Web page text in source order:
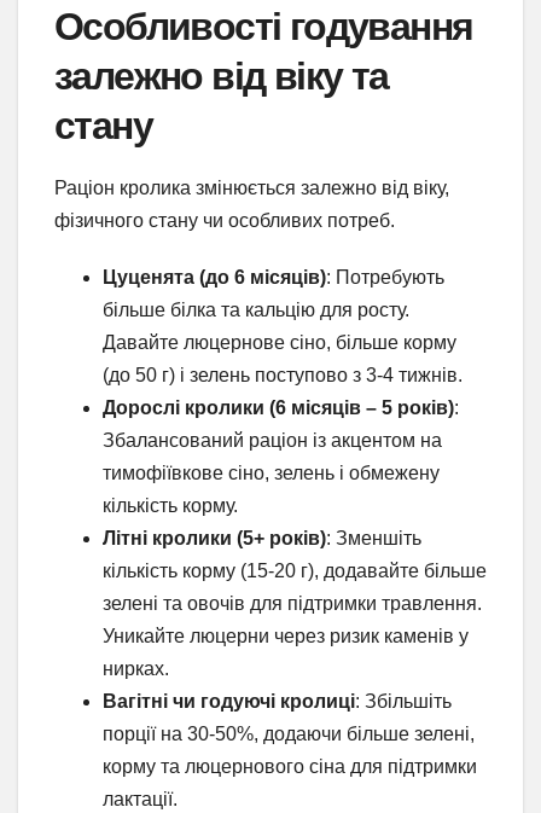
Особливості годування
залежно від віку та
стану
Раціон кролика змінюється залежно від віку,
фізичного стану чи особливих потреб.
Цуценята (до 6 місяців): Потребують
більше білка та кальцію для росту.
Давайте люцернове сіно, більше корму
(до 50 г) і зелень поступово з 3-4 тижнів.
Дорослі кролики (6 місяців – 5 років):
Збалансований раціон із акцентом на
тимофіївкове сіно, зелень і обмежену
кількість корму.
Літні кролики (5+ років): Зменшіть
кількість корму (15-20 г), додавайте більше
зелені та овочів для підтримки травлення.
Уникайте люцерни через ризик каменів у
нирках.
Вагітні чи годуючі кролиці: Збільшіть
порції на 30-50%, додаючи більше зелені,
корму та люцернового сіна для підтримки
лактації.